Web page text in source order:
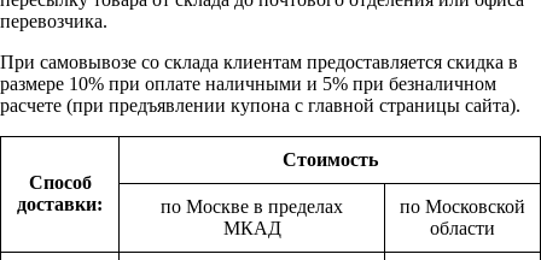
перевозчика.
При самовывозе со склада клиентам предоставляется скидка в
размере 10% при оплате наличными и 5% при безналичном
расчете (при предъявлении купона с главной страницы сайта).
Способ
доставки:
Стоимость
по Москве в пределах
МКАД
по Московской
области